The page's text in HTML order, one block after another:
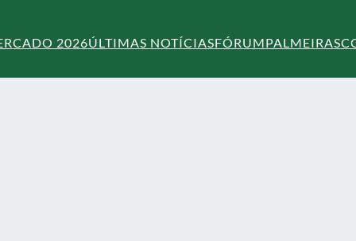
2026ÚLTIMAS NOTÍCIASFÓRUMPALMEIRAS